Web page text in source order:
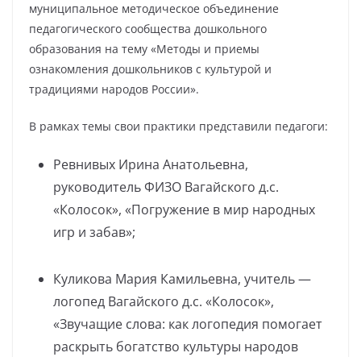
муниципальное методическое объединение
педагогического сообщества дошкольного
образования на тему «Методы и приемы
ознакомления дошкольников с культурой и
традициями народов России».
В рамках темы свои практики представили педагоги:
Ревнивых Ирина Анатольевна,
руководитель ФИЗО Вагайского д.с.
«Колосок», «Погружение в мир народных
игр и забав»;
Куликова Мария Камильевна, учитель —
логопед Вагайского д.с. «Колосок»,
«Звучащие слова: как логопедия помогает
раскрыть богатство культуры народов